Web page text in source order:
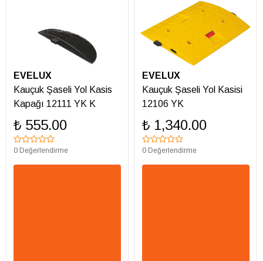
EVELUX
Kauçuk Şaseli Yol Kasis
Kapağı 12111 YK K
₺ 555.00
0 Değerlendirme
EVELUX
Kauçuk Şaseli Yol Kasisi
12106 YK
₺ 1,340.00
0 Değerlendirme